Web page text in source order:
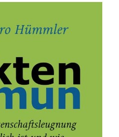
mit
besonderen
Vorlesestimme